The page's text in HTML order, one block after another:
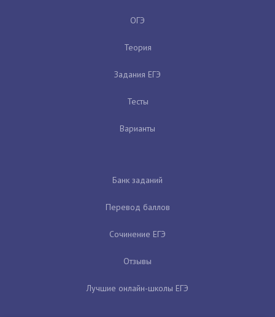
ОГЭ
Теория
Задания ЕГЭ
Тесты
Варианты
Банк заданий
Перевод баллов
Сочинение ЕГЭ
Отзывы
Лучшие онлайн-школы ЕГЭ